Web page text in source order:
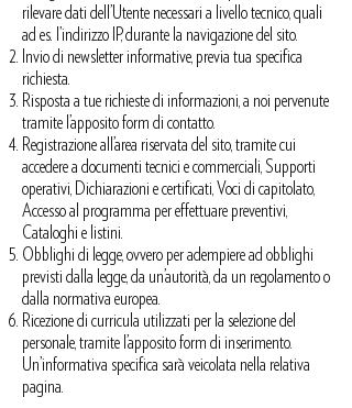
rilevare dati dell’Utente necessari a livello tecnico, quali
ad es. l’indirizzo IP, durante la navigazione del sito.
Invio di newsletter informative, previa tua specifica
richiesta.
Risposta a tue richieste di informazioni, a noi pervenute
tramite l’apposito form di contatto.
Registrazione all’area riservata del sito, tramite cui
accedere a documenti tecnici e commerciali, Supporti
operativi, Dichiarazioni e certificati, Voci di capitolato,
Accesso al programma per effettuare preventivi,
Cataloghi e listini.
Obblighi di legge, ovvero per adempiere ad obblighi
previsti dalla legge, da un’autorità, da un regolamento o
dalla normativa europea.
Ricezione di curricula utilizzati per la selezione del
personale, tramite l’apposito form di inserimento.
Un’informativa specifica sarà veicolata nella relativa
pagina.